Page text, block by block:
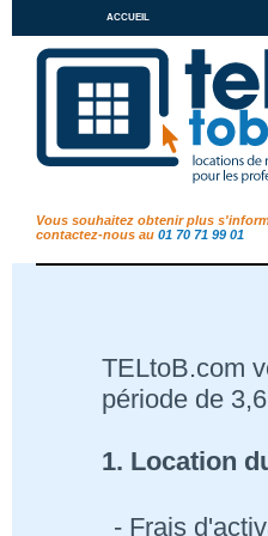
accueil
Vous souhaitez obtenir plus
contactez-nous au 01 70 71 99 01
TELtoB.com
période de
1. Location
- Frais